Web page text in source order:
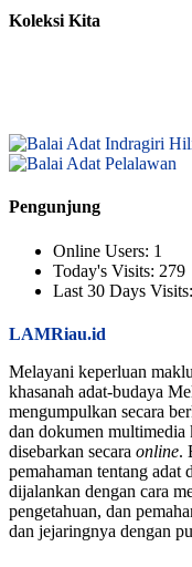
Koleksi Kita
Pengunjung
Online Users: 1
Today's Visits: 279
Last 30 Days Visits:
LAMRiau.id
Melayani keperluan
khasanah adat-budaya
mengumpulkan secara
dan dokumen multimedia
disebarkan secara online.
pemahaman tentang
dijalankan dengan cara
pengetahuan, dan
dan jejaringnya dengan